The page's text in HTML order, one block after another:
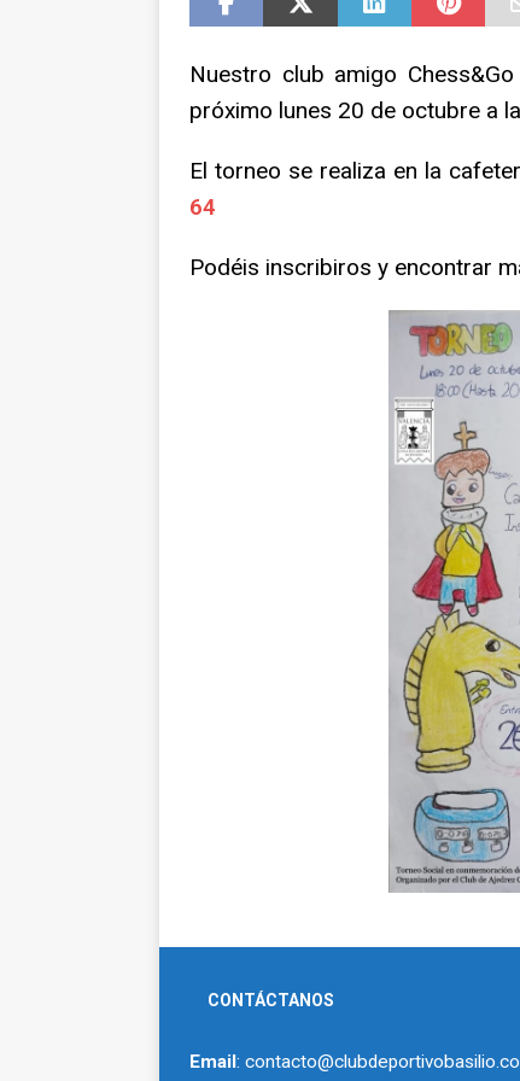
Nuestro club amigo
próximo lunes 20 de octubre a
El torneo se realiza en la
64
Podéis inscribiros y encontrar
CONTÁCTANOS
Email :